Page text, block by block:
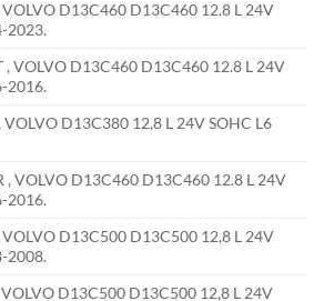
D13C460 D13C460 12.8 L 24V
2023.
, VOLVO D13C460 D13C460 12.8 L 24V
2016.
D13C380 12,8 L 24V SOHC L6
, VOLVO D13C460 D13C460 12.8 L 24V
2016.
D13C500 D13C500 12,8 L 24V
2008.
D13C500 D13C500 12,8 L 24V